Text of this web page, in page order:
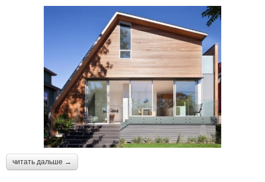
читать дальше →